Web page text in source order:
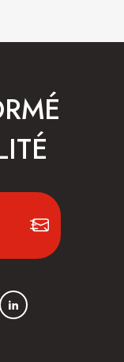
LinkedIn